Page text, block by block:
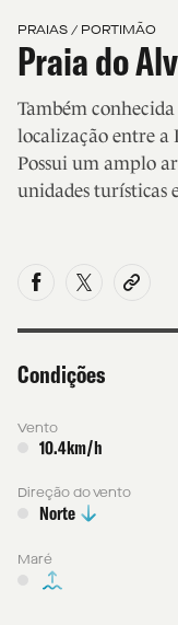
PRAIAS / PORTIMÃO
Praia do
Também
localização entre a
Possui um amplo
unidades turísticas
Condições
Vento
10.4km/h
Direção do vento
Norte
Maré